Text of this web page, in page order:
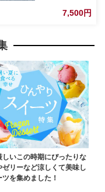
美味しい 茨城県 五霞町
7,500円
しいこの時期にぴったりな
ゼリーなど涼しくて美味し
ツを集めました！